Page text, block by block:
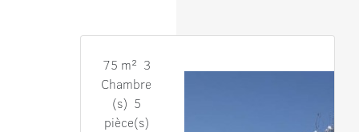
75 m² 3
Chambre
(s) 5
pièce(s)